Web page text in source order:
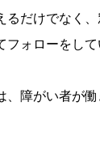
るだけでなく
ォローをして
、障がい者が